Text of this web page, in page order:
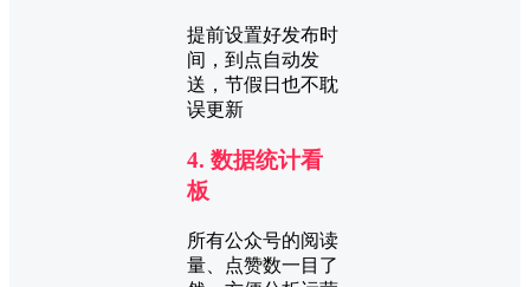
提前设置好发布时
间，到点自动发
送，节假日也不耽
误更新
4. 数据统计看
板
所有公众号的阅读
量、点赞数一目了